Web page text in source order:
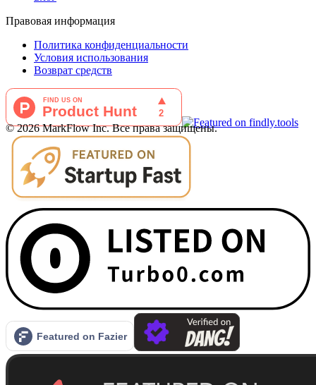
Правовая информация
Политика конфиденциальности
Условия использования
Возврат средств
©2026MarkFlow Inc.Все права защищены.